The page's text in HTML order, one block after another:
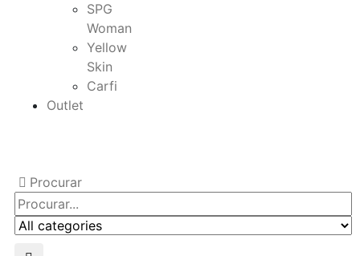
SPG
Woman
Yellow
Skin
Carfi
Outlet
Procurar